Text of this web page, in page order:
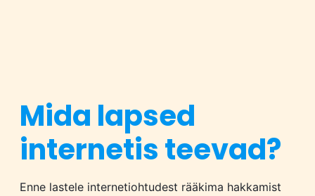
Mida lapsed
internetis teevad?
Enne lastele internetiohtudest rääkima hakkamist